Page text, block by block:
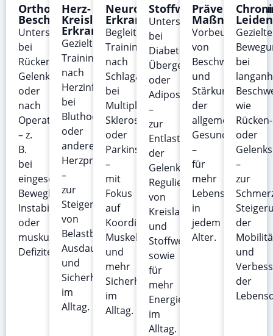
Orthopädische
Beschwerden
Unterstützung
bei
Rückenschmerzen,
Gelenkproblemen
oder
nach
Operationen
– z.
B.
bei
eingeschränkter
Beweglichkeit,
Instabilität
oder
muskulären
Defiziten.
Herz-
Kreislauf-
Erkrankungen
Gezieltes
Training
nach
Herzinfarkt,
bei
Bluthochdruck
oder
anderen
Herzproblemen
–
zur
Steigerung
von
Belastbarkeit,
Ausdauer
und
Sicherheit
im
Alltag.
Neurologische
Erkrankungen
Begleitendes
Training
nach
Schlaganfall,
bei
Multipler
Sklerose
oder
Parkinson
–
mit
Fokus
auf
Koordination,
Muskelkraft
und
mehr
Sicherheit
im
Alltag.
Unterstützung
bei
Diabetes,
Übergewicht
oder
Adipositas
–
zur
Entlastung
der
Gelenke,
Regulierung
von
Kreislauf
und
Stoffwechsel
sowie
für
mehr
Energie
im
Alltag.
Präventive
Maßnahmen
Vorbeugung
von
Beschwerden
und
Stärkung
der
allgemeinen
Gesundheit
–
für
mehr
Lebensqualität
in
jedem
Alter.
Leiden
Gezielte
bei
wie
Rücken-
oder
–
zur
der
und
der